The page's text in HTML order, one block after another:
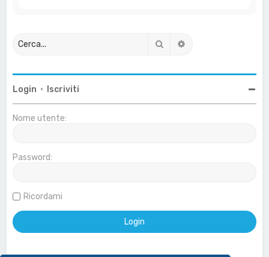
Cerca
Login • Iscriviti
Nome utente:
Password:
Ricordami